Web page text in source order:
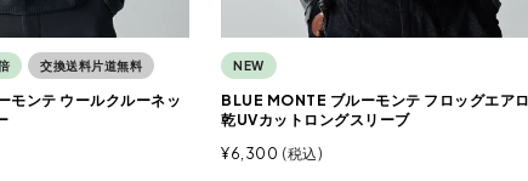
交換送料片道無料
モンテ ウールクルーネッ
NEW
BLUE MONTE ブルーモンテ フロッグエア
乾UVカットロングスリーブ
¥6,300 税込